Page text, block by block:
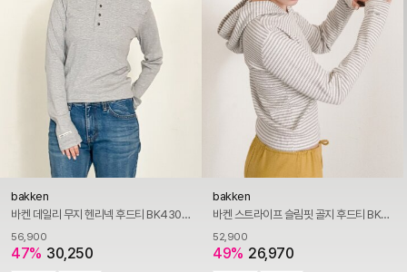
bakken
바켄 데일리 무지 헨리넥 후드티 BK4304 (3COLOR)
56,900
47% 30,250
bakken
바켄 스트라이프 슬림핏 골지 후드티 BK4303 (4COLOR)
52,900
49% 26,970